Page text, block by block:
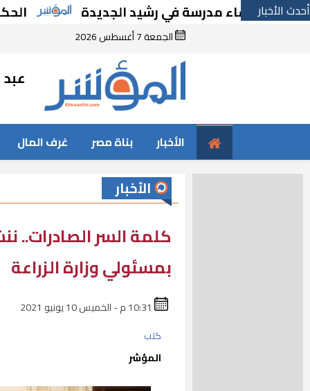
أحدث الأخبار
بإنشاء مدرسة في رشيد الجديدة الحكومة
الجمعة 7 أغسطس 2026
الأخبار بناة مصر غرف المال
الأخبار
كلمة السر
بمسئولي وزارة الزراعة
كتب
المؤشر